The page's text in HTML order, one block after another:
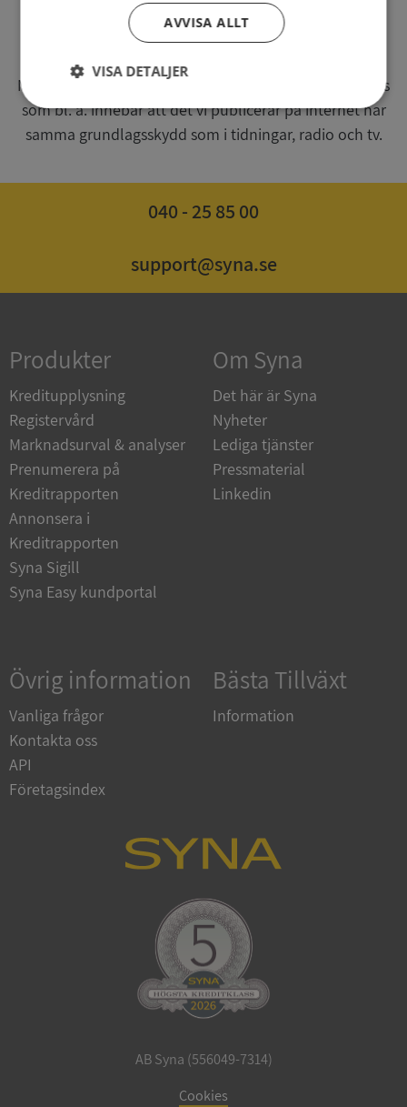
Syna har för webbplatsen www.syna.se ett av
Myndigheten för press, radio och tv s.k. utgivningsbevis
som bl. a. innebär att det vi publicerar på internet har
samma grundlagsskydd som i tidningar, radio och tv.
040 - 25 85 00
support@syna.se
Produkter
Kreditupplysning
Registervård
Marknadsurval & analyser
Prenumerera på
Kreditrapporten
Annonsera i
Kreditrapporten
Syna Sigill
Syna Easy kundportal
Om Syna
Det här är Syna
Nyheter
Lediga tjänster
Pressmaterial
Linkedin
Övrig information
Vanliga frågor
Kontakta oss
API
Företagsindex
Bästa Tillväxt
Information
AB Syna (556049-7314)
Cookies
AVVISA ALLT
VISA DETALJER
Strikt
nödvändigt
Prestanda Inriktning
kärnwebbplatsfunktioner som användarinloggning
och kontohantering. Webbplatsen kan inte
användas ordentligt utan strikt nödvändiga cookies.
Namn
Leverantör
Domän
VISITOR_PRIVACY_METADATA
ASP.NET_SessionId
Microsoft
Corporation
de.syna.se
Google